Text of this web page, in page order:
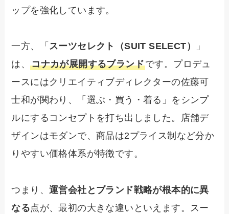
ップを強化しています。
一方、「 スーツセレクト（SUIT SELECT）
」
は、コナカが展開するブランドです。プロデュ
ースにはクリエイティブディレクターの佐藤可
士和が関わり、「選ぶ・買う・着る」をシンプ
ルにするコンセプトを打ち出しました。店舗デ
ザインはモダンで、商品は2プライス制など分か
りやすい価格体系が特徴です。
つまり、運営会社とブランド戦略が根本的に異
なる点が、最初の大きな違いといえます。スー